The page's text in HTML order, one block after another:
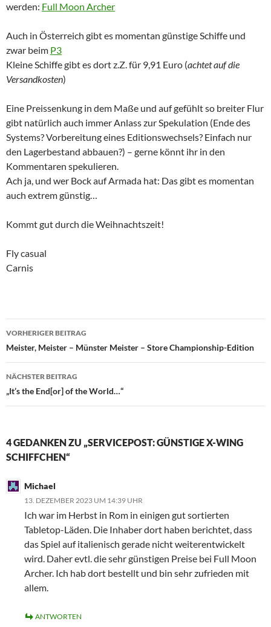
werden: Full Moon Archer
Auch in Österreich gibt es momentan günstige Schiffe und
zwar beim P3
Kleine Schiffe gibt es dort z.Z. für 9,91 Euro (achtet auf die
Versandkosten)
Eine Preissenkung in dem Maße und auf gefühlt so breiter Flur
gibt natürlich auch immer Anlass zur Spekulation (Ende des
Systems? Vorbereitung eines Editionswechsels? Einfach nur
den Lagerbestand abbauen?) – gerne könnt ihr in den
Kommentaren spekulieren.
Ach ja, und wer Bock auf Armada hat: Das gibt es momentan
auch extrem günstig…
Kommt gut durch die Weihnachtszeit!
Fly casual
Carnis
Beitragsnavigation
VORHERIGER BEITRAG
Meister, Meister – Münster Meister – Store Championship-Edition
NÄCHSTER BEITRAG
„It’s the End[or] of the World…“
4 GEDANKEN ZU „SERVICEPOST: GÜNSTIGE X-WING
SCHIFFCHEN“
Michael
13. DEZEMBER 2023 UM 14:39 UHR
Ich war im Herbst in Rom in einigen gut sortierten
Tabletop-Läden. Die Inhaber dort haben berichtet, dass
das Spiel auf italienisch gerade nicht weiterentwickelt
wird. Daher evtl. die sehr günstigen Preise bei Full Moon
Archer. Ich hab dort bestellt und bin sehr zufrieden mit
allem.
ANTWORTEN